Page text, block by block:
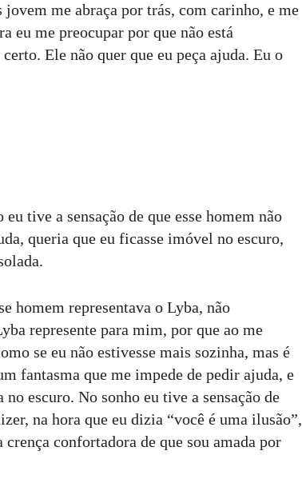
me abraça por trás, com carinho, e me
eu me preocupar por que não está
Ele não quer que eu peça ajuda. Eu o
tive a sensação de que esse homem não
queria que eu ficasse imóvel no escuro,
homem representava o Lyba, não
represente para mim, por que ao me
se eu não estivesse mais sozinha, mas é
fantasma que me impede de pedir ajuda, e
escuro. No sonho eu tive a sensação de
na hora que eu dizia “você é uma ilusão”,
crença confortadora de que sou amada por